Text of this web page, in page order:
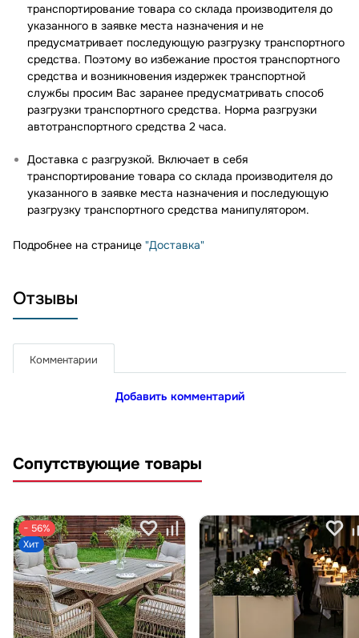
транспортирование товара со склада производителя до
указанного в заявке места назначения и не
предусматривает последующую разгрузку транспортного
средства. Поэтому во избежание простоя транспортного
средства и возникновения издержек транспортной
службы просим Вас заранее предусматривать способ
разгрузки транспортного средства. Норма разгрузки
автотранспортного средства 2 часа.
Доставка с разгрузкой. Включает в себя
транспортирование товара со склада производителя до
указанного в заявке места назначения и последующую
разгрузку транспортного средства манипулятором.
Подробнее на странице "Доставка"
Отзывы
Комментарии
Добавить комментарий
Сопутствующие товары
− 56%
Хит